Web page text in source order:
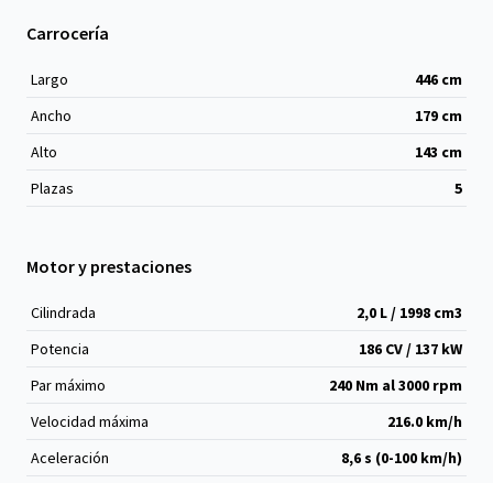
Carrocería
Largo 446 cm
Ancho
179 cm
Alto
143 cm
Plazas
5
Motor y prestaciones
Cilindrada 2,0 L / 1998 cm3
Potencia
186 CV / 137 kW
Par máximo
240 Nm al 3000 rpm
Velocidad máxima
216.0 km/h
Aceleración
8,6 s (0-100 km/h)